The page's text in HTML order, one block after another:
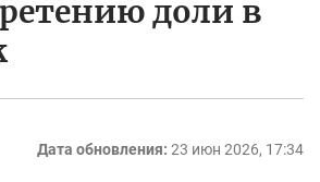
доли в
Дата обновления: 23 июн 2026, 17:34